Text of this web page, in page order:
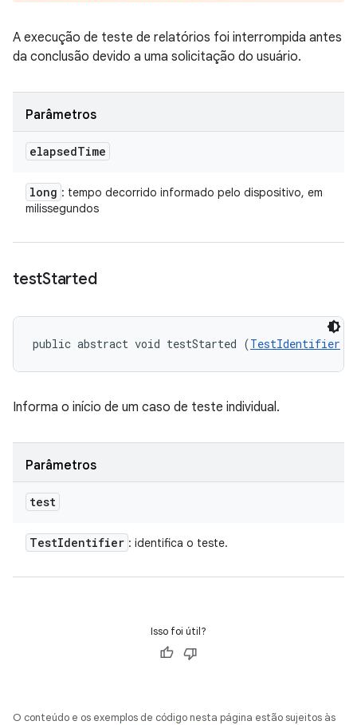
A execução de teste de relatórios foi interrompida antes
da conclusão devido a uma solicitação do usuário.
Parâmetros
elapsedTime
long : tempo decorrido informado pelo dispositivo, em
milissegundos
testStarted
public abstract void testStarted (TestIdentifier
Informa o início de um caso de teste individual.
Parâmetros
test
TestIdentifier : identifica o teste.
Isso foi útil?
O conteúdo e os exemplos de código nesta página estão sujeitos às